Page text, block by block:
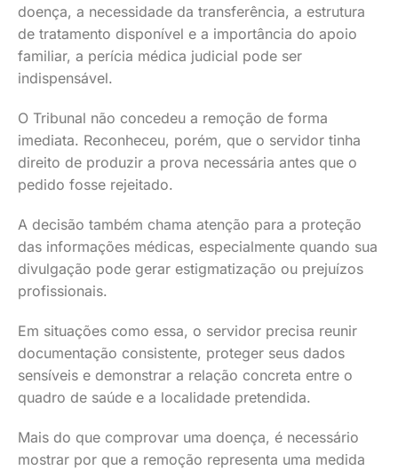
doença, a necessidade da transferência, a estrutura
de tratamento disponível e a importância do apoio
familiar, a perícia médica judicial pode ser
indispensável.
O Tribunal não concedeu a remoção de forma
imediata. Reconheceu, porém, que o servidor tinha
direito de produzir a prova necessária antes que o
pedido fosse rejeitado.
A decisão também chama atenção para a proteção
das informações médicas, especialmente quando sua
divulgação pode gerar estigmatização ou prejuízos
profissionais.
Em situações como essa, o servidor precisa reunir
documentação consistente, proteger seus dados
sensíveis e demonstrar a relação concreta entre o
quadro de saúde e a localidade pretendida.
Mais do que comprovar uma doença, é necessário
mostrar por que a remoção representa uma medida